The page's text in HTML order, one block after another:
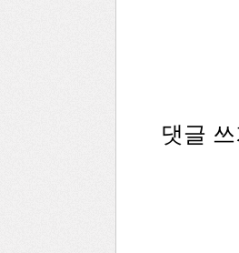
댓글 쓰